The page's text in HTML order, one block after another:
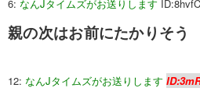
6: なんJタイムズがお送りします
親の次はお前にたかりそう
12: なんJタイムズがお送りします